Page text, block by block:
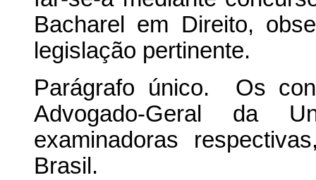
Bacharel em Direito,
legislação pertinente.
Parágrafo único. Os
Advogado-Geral da
examinadoras
Brasil.